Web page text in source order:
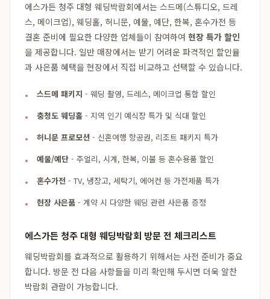
에스가든 청주 대형 웨딩박람회에서는 스드메(스튜디오, 드레
스, 메이크업), 웨딩홀, 허니문, 예물, 예단, 한복, 혼수가전 등
결혼 준비에 필요한 다양한 업체들이 참여하여 현장 특가 할인
을 제공합니다. 일반 매장에서는 받기 어려운 파격적인 할인율
과 사은품 혜택을 현장에서 직접 비교하고 선택할 수 있습니다.
스드메 패키지 - 웨딩 촬영, 드레스, 메이크업 통합 할인
충청도 웨딩홀 - 지역 인기 예식장 특가 및 식대 할인
허니문 프로모션 - 신혼여행 항공권, 리조트 패키지 특가
예물/예단 - 주얼리, 시계, 한복, 이불 등 혼수용품 할인
혼수가전 - TV, 냉장고, 세탁기, 에어컨 등 가전제품 특가
현장 사은품 - 계약 시 다양한 웨딩 관련 사은품 증정
에스가든 청주 대형 웨딩박람회 방문 전 체크리스트
웨딩박람회를 효과적으로 활용하기 위해서는 사전 준비가 중요
합니다. 방문 전 다음 사항들을 미리 확인해 두시면 더욱 알찬
박람회 관람이 가능합니다.